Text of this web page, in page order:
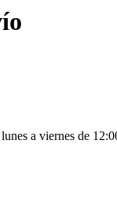
a viernes de